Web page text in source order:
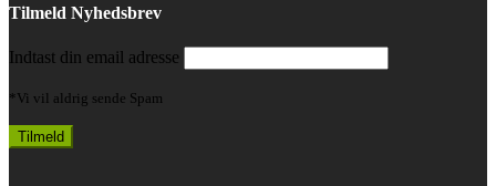
Tilmeld Nyhedsbrev
Indtast din email adresse
*Vi vil aldrig sende Spam